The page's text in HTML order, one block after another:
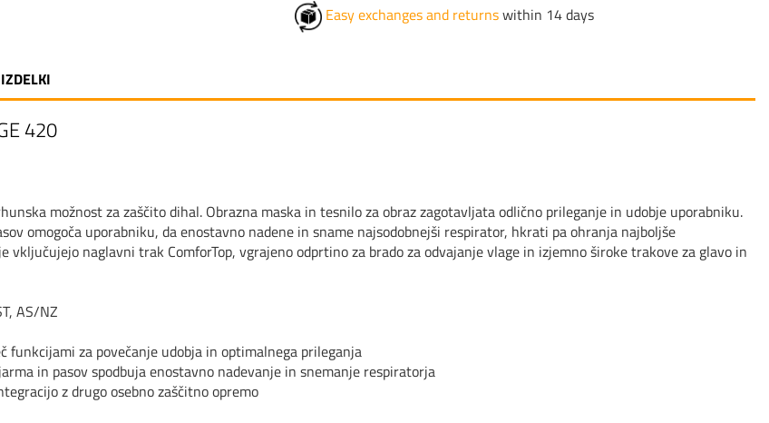
Easy exchanges and returnswithin 14 days
420
možnost za zaščito dihal. Obrazna maska in tesnilo za obraz zagotavljata odlično prileganje in udobje uporabniku.
omogoča uporabniku, da enostavno nadene in sname najsodobnejši respirator, hkrati pa ohranja najboljše
vključujejo naglavni trak ComforTop, vgrajeno odprtino za brado za odvajanje vlage in izjemno široke trakove za glavo in
AS/NZ
funkcijami za povečanje udobja in optimalnega prileganja
in pasov spodbuja enostavno nadevanje in snemanje respiratorja
z drugo osebno zaščitno opremo